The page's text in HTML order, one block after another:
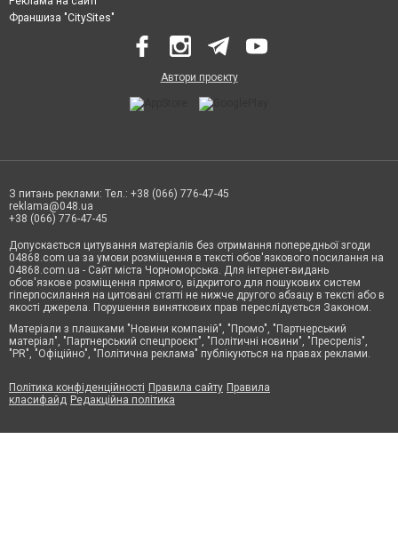
Франшиза "CitySites"
Автори проєкту
З питань реклами: Тел.: +38 (066) 776-47-45
reklama@048.ua
+38 (066) 776-47-45
Допускається цитування матеріалів без отримання попередньої згоди
04868.com.ua за умови розміщення в тексті обов'язкового посилання на
04868.com.ua - Сайт міста Чорноморська. Для інтернет-видань
обов'язкове розміщення прямого, відкритого для пошукових систем
гіперпосилання на цитовані статті не нижче другого абзацу в тексті або в
якості джерела. Порушення виняткових прав переслідується Законом.
Матеріали з плашками "Новини компаній", "Промо", "Партнерський
матеріал", "Партнерський спецпроєкт", "Політичні новини", "Пресреліз",
"PR", "Офіційно", "Політична реклама" публікуються на правах реклами.
Політика конфіденційності Правила сайту Правила
класифайд Редакційна політика